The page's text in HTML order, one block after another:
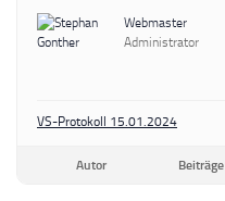
Webmaster
Administrator
VS-Protokoll 15.01.2024
Autor Beiträge